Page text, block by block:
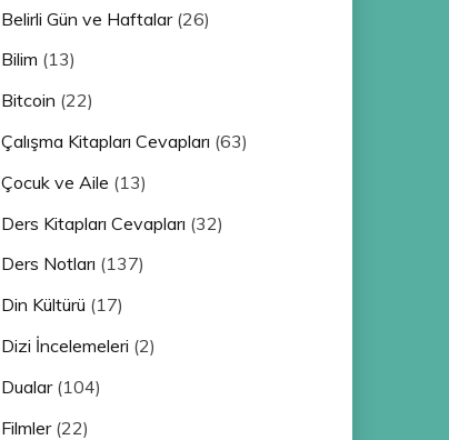
Belirli Gün ve Haftalar(26)
Bilim (13)
Bitcoin (22)
Çalışma Kitapları Cevapları (63)
Çocuk ve Aile (13)
Ders Kitapları Cevapları (32)
Ders Notları (137)
Din Kültürü (17)
Dizi İncelemeleri (2)
Dualar(104)
Filmler(22)